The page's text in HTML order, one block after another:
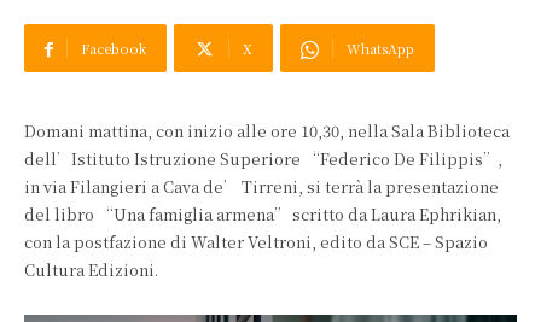
Facebook X WhatsApp
Domani mattina, con inizio alle ore 10,30, nella Sala Biblioteca
dell’Istituto Istruzione Superiore “Federico De Filippis”,
in via Filangieri a Cava de’ Tirreni, si terrà la presentazione
del libro “Una famiglia armena” scritto da Laura Ephrikian,
con la postfazione di Walter Veltroni, edito da SCE – Spazio
Cultura Edizioni.